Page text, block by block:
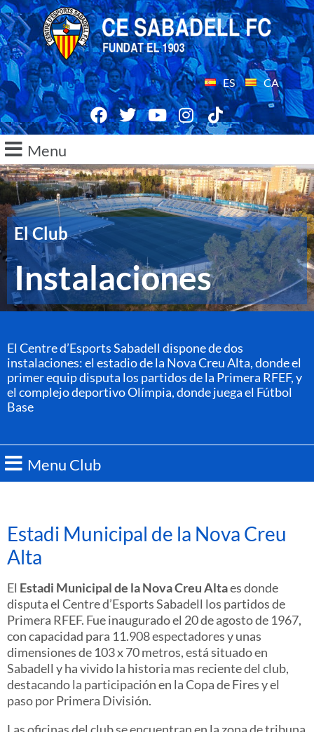
ES CA
Menu
El Club
Instalaciones
El Centre d’Esports Sabadell dispone de dos
instalaciones: el estadio de la Nova Creu Alta, donde el
primer equip disputa los partidos de la Primera RFEF, y
el complejo deportivo Olímpia, donde juega el Fútbol
Base
Menu Club
Estadi Municipal de la Nova Creu
Alta
El Estadi Municipal de la Nova Creu Altaes donde
disputa el Centre d’Esports Sabadell los partidos de
Primera RFEF. Fue inaugurado el 20 de agosto de 1967,
con capacidad para 11.908 espectadores y unas
dimensiones de 103 x 70 metros, está situado en
Sabadell y ha vivido la historia mas reciente del club,
destacando la participación en la Copa de Fires y el
paso por Primera División.